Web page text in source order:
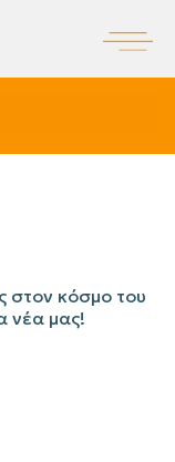
στον κόσμο του
νέα μας!